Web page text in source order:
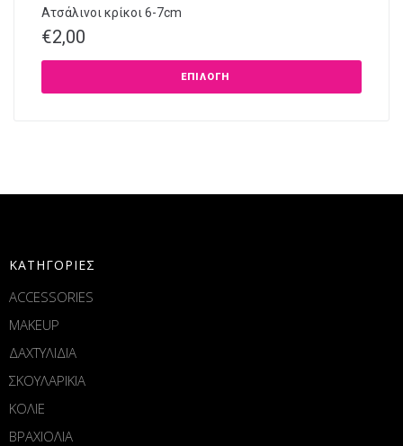
Ατσάλινοι κρίκοι 6-7cm
€2,00
ΕΠΙΛΟΓΉ
ΚΑΤΗΓΟΡΙΕΣ
ACCESSORIES
MAKEUP
ΔΑΧΤΥΛΙΔΙΑ
ΣΚΟΥΛΑΡΙΚΙΑ
ΚΟΛΙΕ
ΒΡΑΧΙΟΛΙΑ